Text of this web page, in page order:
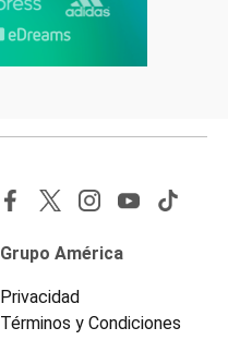
Grupo América
Privacidad
Términos y Condiciones